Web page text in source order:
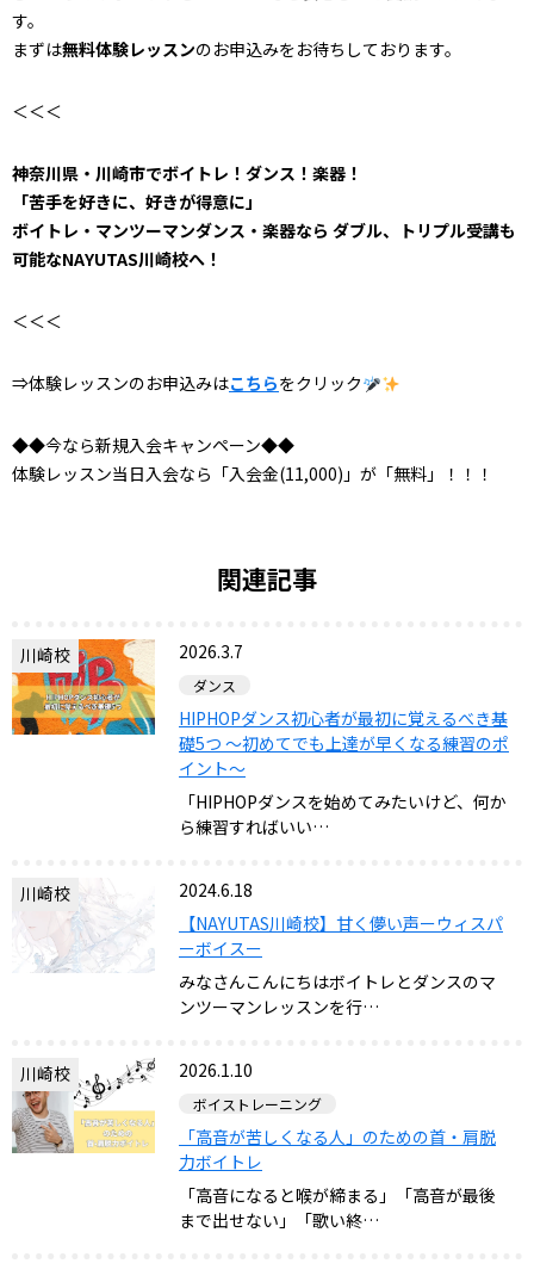
す。
まずは無料体験レッスンのお申込みをお待ちしております。
＜＜＜
神奈川県・川崎市でボイトレ！ダンス！楽器！
「苦手を好きに、好きが得意に」
ボイトレ・マンツーマンダンス・楽器なら ダブル、トリプル受講も
可能なNAYUTAS川崎校へ！
＜＜＜
⇒体験レッスンのお申込みはこちらをクリック
◆◆今なら新規入会キャンペーン◆◆
体験レッスン当日入会なら「入会金(11,000)」が「無料」！！！
関連記事
川崎校 2026.3.7
ダンス
HIPHOPダンス初心者が最初に覚えるべき基
礎5つ ～初めてでも上達が早くなる練習のポ
イント～
「HIPHOPダンスを始めてみたいけど、何か
ら練習すればいい…
川崎校
2024.6.18
【NAYUTAS川崎校】甘く儚い声ーウィスパ
ーボイスー
みなさんこんにちはボイトレとダンスのマ
ンツーマンレッスンを行…
川崎校 2026.1.10
ボイストレーニング
「高音が苦しくなる人」のための首・肩脱
力ボイトレ
「高音になると喉が締まる」「高音が最後
まで出せない」「歌い終…